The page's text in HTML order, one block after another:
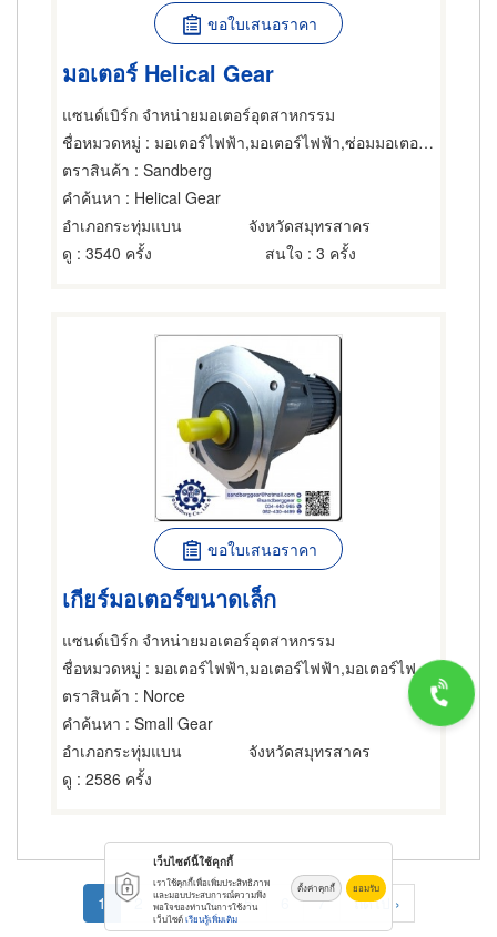
ขอใบเสนอราคา
มอเตอร์ Helical Gear
แซนด์เบิร์ก จำหน่ายมอเตอร์อุตสาหกรรม
ชื่อหมวดหมู่ : มอเตอร์ไฟฟ้า,มอเตอร์ไฟฟ้า,ซ่อมมอเตอร์ไฟฟ้า
ตราสินค้า : Sandberg
คำค้นหา : Helical Gear
อำเภอกระทุ่มแบน
จังหวัดสมุทรสาคร
ดู : 3540 ครั้ง สนใจ : 3 ครั้ง
ขอใบเสนอราคา
เกียร์มอเตอร์ขนาดเล็ก
แซนด์เบิร์ก จำหน่ายมอเตอร์อุตสาหกรรม
ชื่อหมวดหมู่ : มอเตอร์ไฟฟ้า,มอเตอร์ไฟฟ้า,มอเตอร์ไฟฟ้า
ตราสินค้า : Norce
คำค้นหา : Small Gear
อำเภอกระทุ่มแบน
จังหวัดสมุทรสาคร
ดู : 2586 ครั้ง
Pagination
Current
page
1 Page
2 Page
3 Page
4 Page
5 PagePage
7
Next
page
ถัดไป ›
เว็บไซต์นี้ใช้คุกกี้
เราใช้คุกกี้เพื่อเพิ่มประสิทธิภาพ
และมอบประสบการณ์ความพึง
พอใจของท่านในการใช้งาน
เว็บไซต์เรียนรู้เพิ่มเติม
ตั้งค่าคุกกี้ ยอมรับ